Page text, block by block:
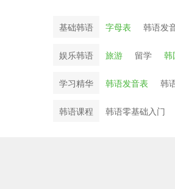
基础韩语 字母表 韩语发
娱乐韩语 旅游 留学 韩
学习精华 韩语发音表 韩
韩语课程 韩语零基础入门